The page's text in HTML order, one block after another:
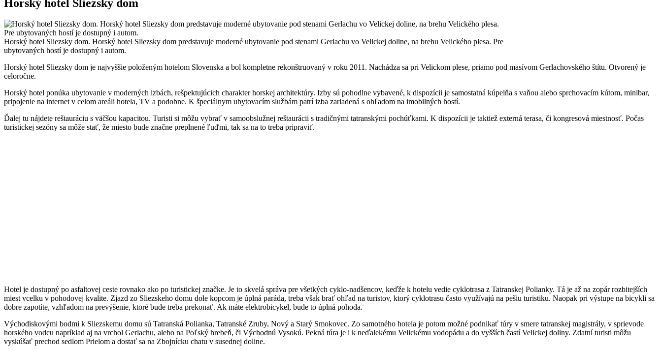
Horský hotel Sliezsky dom
Horský hotel Sliezsky dom. Horský hotel Sliezsky dom predstavuje moderné ubytovanie pod stenami Gerlachu vo Velickej doline, na brehu Velického plesa. Pre
ubytovaných hostí je dostupný i autom.
Horský hotel Sliezsky dom je najvyššie položeným hotelom Slovenska a bol kompletne rekonštruovaný v roku 2011. Nachádza sa pri Velickom plese, priamo pod masívom Gerlachovského štítu. Otvorený je
celoročne.
Horský hotel ponúka ubytovanie v moderných izbách, rešpektujúcich charakter horskej architektúry. Izby sú pohodlne vybavené, k dispozícii je samostatná kúpelňa s vaňou alebo sprchovacím kútom, minibar,
pripojenie na internet v celom areáli hotela, TV a podobne. K špeciálnym ubytovacím službám patrí izba zariadená s ohľadom na imobilných hostí.
Ďalej tu nájdete reštauráciu s väčšou kapacitou. Turisti si môžu vybrať v samoobslužnej reštaurácii s tradičnými tatranskými pochúťkami. K dispozícii je taktiež externá terasa, či kongresová miestnosť. Počas
turistickej sezóny sa môže stať, že miesto bude značne preplnené ľuďmi, tak sa na to treba pripraviť.
Hotel je dostupný po asfaltovej ceste rovnako ako po turistickej značke. Je to skvelá správa pre všetkých cyklo-nadšencov, keďže k hotelu vedie cyklotrasa z Tatranskej Polianky. Tá je až na zopár rozbitejších
miest vcelku v pohodovej kvalite. Zjazd zo Sliezskeho domu dole kopcom je úplná paráda, treba však brať ohľad na turistov, ktorý cyklotrasu často využívajú na pešiu turistiku. Naopak pri výstupe na bicykli sa
dobre zapotíte, vzhľadom na prevýšenie, ktoré bude treba prekonať. Ak máte elektrobicykel, bude to úplná pohoda.
Východiskovými bodmi k Sliezskemu domu sú Tatranská Polianka, Tatranské Zruby, Nový a Starý Smokovec. Zo samotného hotela je potom možné podnikať túry v smere tatranskej magistrály, v sprievode
horského vodcu napríklad aj na vrchol Gerlachu, alebo na Poľský hrebeň, či Východnú Vysokú. Pekná túra je i k neďalekému Velickému vodopádu a do vyšších častí Velickej doliny. Zdatní turisti môžu
vyskúšať prechod sedlom Prielom a dostať sa na Zbojnícku chatu v susednej doline.